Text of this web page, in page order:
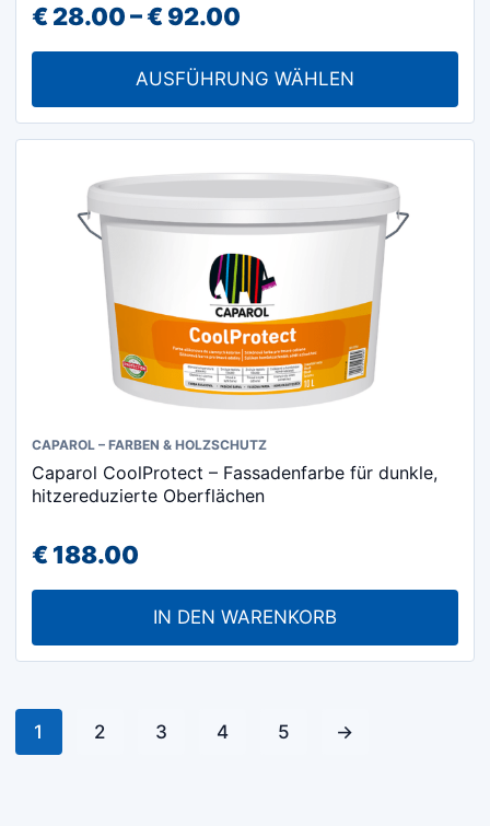
€28.00–€92.00
€ 28.00
bis
€ 92.00
AUSFÜHRUNG WÄHLEN
Varianten
auf.
können
Produktseite
CAPAROL – FARBEN & HOLZSCHUTZ
Caparol CoolProtect – Fassadenfarbe für dunkle,
hitzereduzierte Oberflächen
€188.00
IN DEN WARENKORB
1 2 3 4 5 →